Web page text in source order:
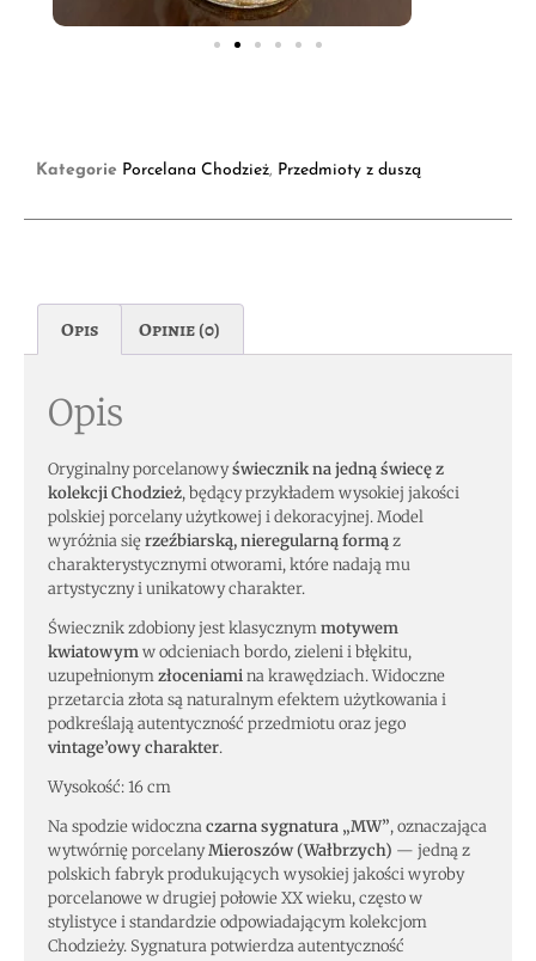
Kategorie Porcelana Chodzież, Przedmioty z duszą
Opis Opinie (0)
Opis
Oryginalny porcelanowyświecznik na jedną świecę z
kolekcji Chodzież, będący przykładem wysokiej jakości
polskiej porcelany użytkowej i dekoracyjnej. Model
wyróżnia sięrzeźbiarską, nieregularną formąz
charakterystycznymi otworami, które nadają mu
artystyczny i unikatowy charakter.
Świecznik zdobiony jest klasycznymmotywem
kwiatowymw odcieniach bordo, zieleni i błękitu,
uzupełnionymzłoceniamina krawędziach. Widoczne
przetarcia złota są naturalnym efektem użytkowania i
podkreślają autentyczność przedmiotu oraz jego
vintage’owy charakter.
Wysokość: 16 cm
Na spodzie widocznaczarna sygnatura „MW”, oznaczająca
wytwórnię porcelanyMieroszów (Wałbrzych) — jedną z
polskich fabryk produkujących wysokiej jakości wyroby
porcelanowe w drugiej połowie XX wieku, często w
stylistyce i standardzie odpowiadającym kolekcjom
Chodzieży. Sygnatura potwierdza autentyczność